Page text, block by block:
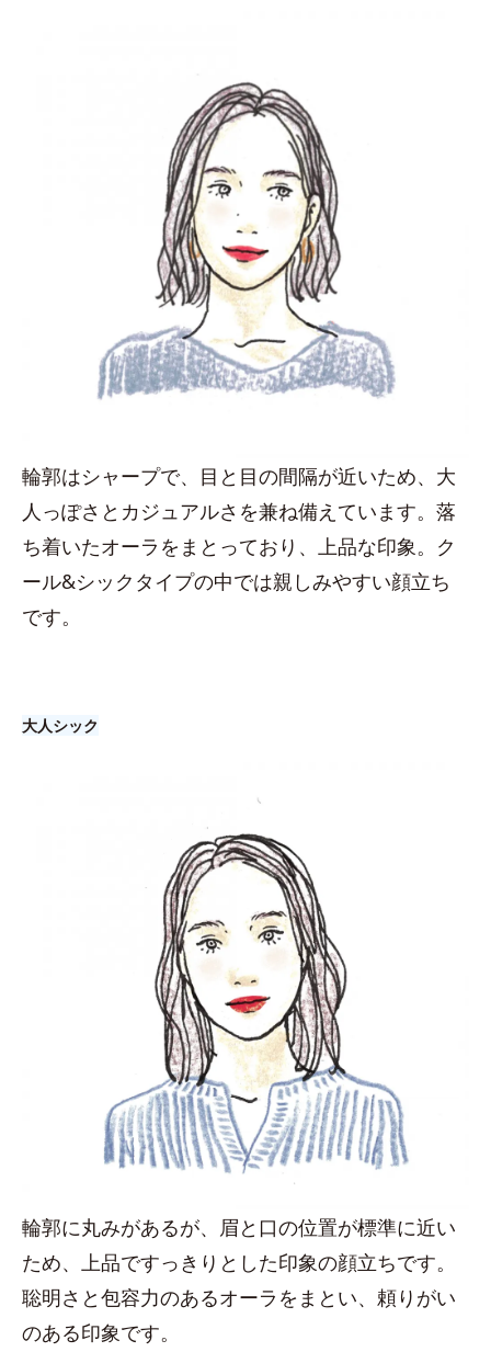
輪郭はシャープで、目と目の間隔が近いため、大
人っぽさとカジュアルさを兼ね備えています。落
ち着いたオーラをまとっており、上品な印象。ク
ール&シックタイプの中では親しみやすい顔立ち
です。
大人シック
輪郭に丸みがあるが、眉と口の位置が標準に近い
ため、上品ですっきりとした印象の顔立ちです。
聡明さと包容力のあるオーラをまとい、頼りがい
のある印象です。